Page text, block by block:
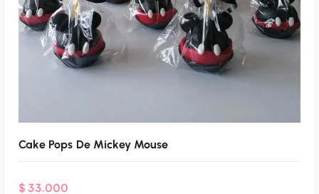
Cake Pops De Mickey Mouse
$ 33.000